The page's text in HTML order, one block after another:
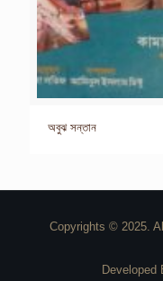
অবুঝ সন্তান
Copyrights © 2025.
Developed